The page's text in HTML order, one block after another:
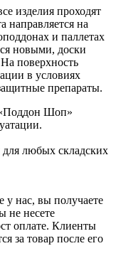
изделия проходят
направляется на
и паллетах
новыми, доски
поверхность
в условиях
препараты.
Шоп»
для любых складских
нас, вы получаете
не несете
оплате. Клиенты
за товар после его